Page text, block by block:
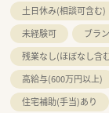
土日休み(相談可含む)
未経験可
ブラ
残業なし(ほぼなし含
高給与(600万円以上)
住宅補助(手当)あり